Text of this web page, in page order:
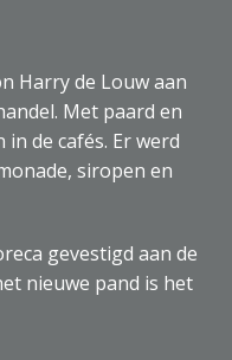
Harry de Louw aan
Met paard en
de cafés. Er werd
siropen en
gevestigd aan de
nieuwe pand is het